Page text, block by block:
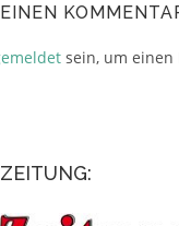
sein, um einen